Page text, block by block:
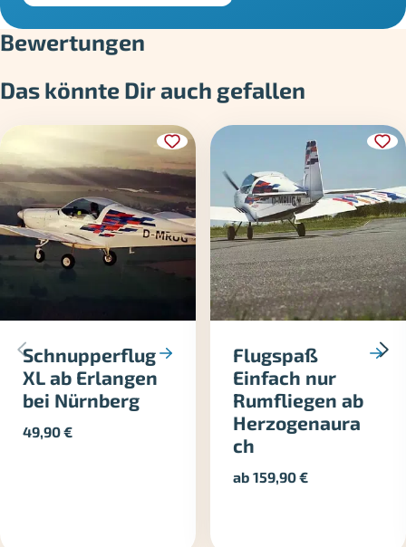
Bewertungen
Das könnte Dir auch gefallen
Schnupperflug
XL ab Erlangen
bei Nürnberg
49,90€
Flugspaß
Einfach nur
Rumfliegen ab
Herzogenaura
ch
ab159,90€